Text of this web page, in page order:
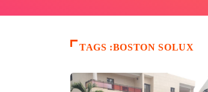
TAGS :BOSTON SOLUX